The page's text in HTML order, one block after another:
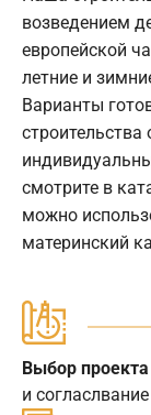
возведением
европейской
летние и
Варианты
смотрите в
можно
материнский
Выбор проекта
и